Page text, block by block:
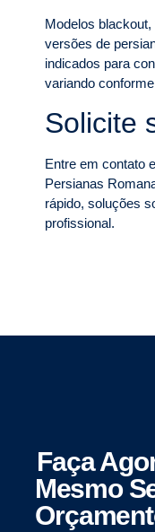
Modelos
versões de
indicados para
variando
Solicite
Entre em contato
Persianas
rápido, soluções
profissional.
Faça
Mesmo